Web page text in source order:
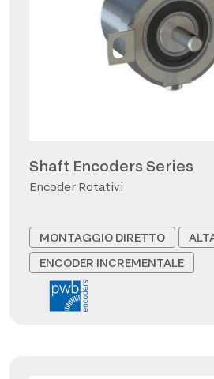
Shaft Encoders Series
Encoder Rotativi
MONTAGGIO DIRETTO
ENCODER INCREMENTALE